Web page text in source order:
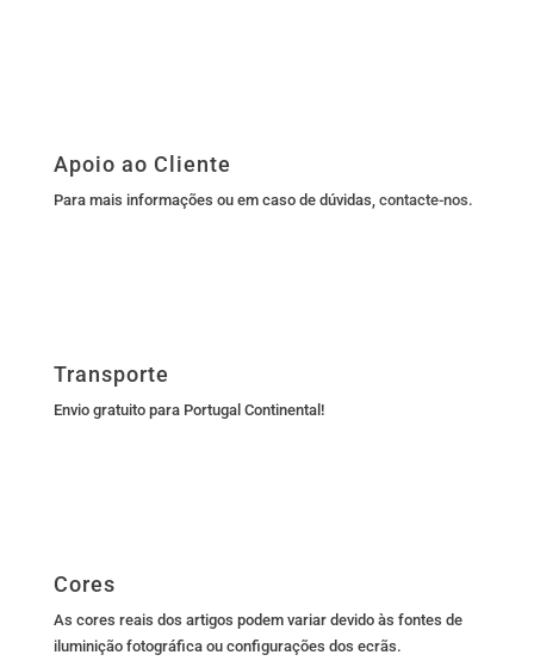
Apoio ao Cliente
Para mais informações ou em caso de dúvidas, contacte-nos.
Transporte
Envio gratuito para Portugal Continental!
Cores
As cores reais dos artigos podem variar devido às fontes de
iluminição fotográfica ou configurações dos ecrãs.